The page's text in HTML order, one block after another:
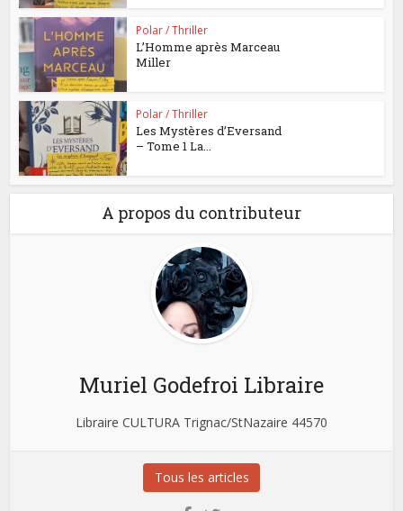
Polar / Thriller
L’Homme après Marceau
Miller
Polar / Thriller
Les Mystères d’Eversand
– Tome 1 La...
A propos du contributeur
Muriel Godefroi Libraire
Libraire CULTURA Trignac/StNazaire 44570
Tous les articles